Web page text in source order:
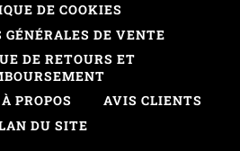
DE COOKIES
DE VENTE
DE RETOURS ET
À PROPOS
AVIS CLIENTS
DU SITE